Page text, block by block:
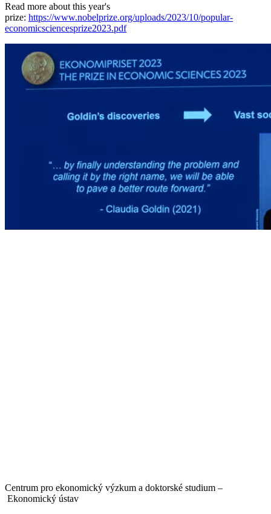
Read more about this year's
prize: https://www.nobelprize.org/uploads/2023/10/popular-
economicsciencesprize2023.pdf
Centrum pro ekonomický výzkum a doktorské studium –
Ekonomický ústav